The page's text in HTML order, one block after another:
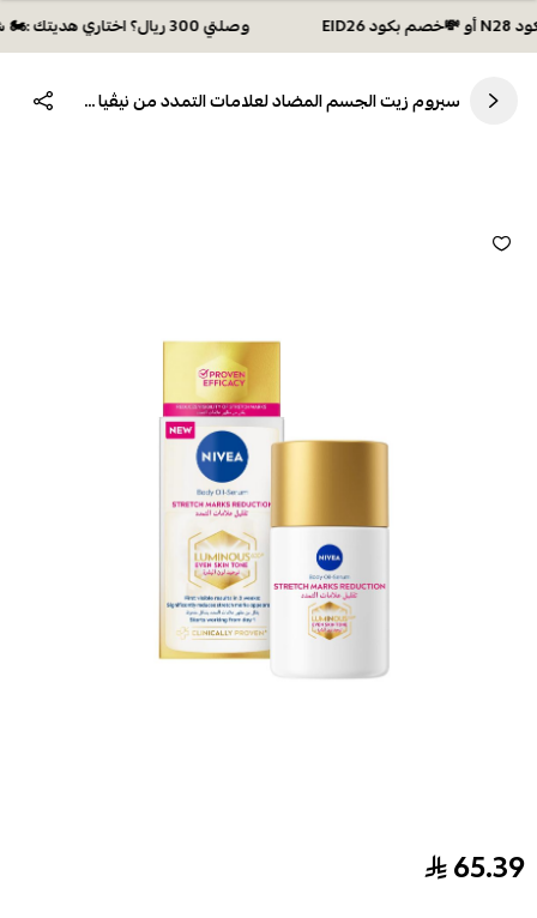
وصلتي 300 ريال؟ اختاري هديتك :🏍 شحن مجاني بكود N28 أو 💸خصم بكود EID26
سيروم زيت الجسم المضاد لعلامات التمدد من نيڤيا 100مل
سيروم زيت الجسم المضاد لعلامات التمدد من نيڤيا 100مل
65.39